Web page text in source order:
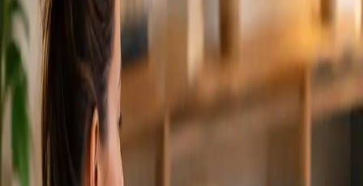
€79
Duration
15 min
Más información: Cardiología Especialista
Reservar cita
Specialist
Consulta Diagnostico vascular